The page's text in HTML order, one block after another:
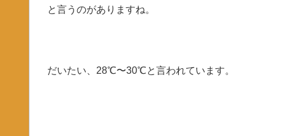
と言うのがありますね。
だいたい、28℃〜30℃と言われています。